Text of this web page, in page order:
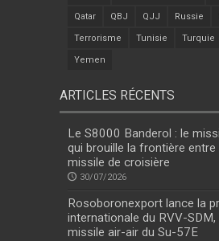
Qatar QBJ QJJ Russie
Terrorisme Tunisie Turquie
Yemen
ARTICLES RÉCENTS
Le S8000 Banderol : le
qui brouille la frontière
missile de croisière
30/07/2026
Rosoboronexport lance la
internationale du RVV-SDM,
missile air-air du Su-57E